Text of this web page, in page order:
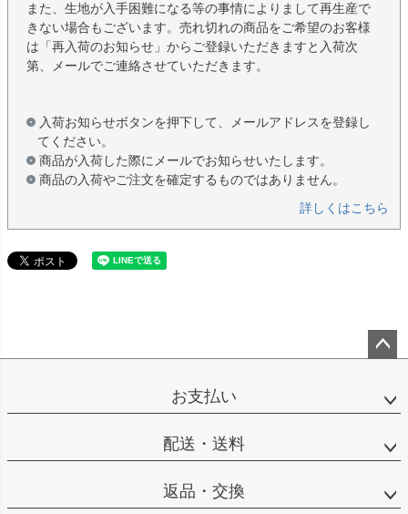
また、生地が入手困難になる等の事情によりまして再生産で
きない場合もございます。売れ切れの商品をご希望のお客様
は「再入荷のお知らせ」からご登録いただきますと入荷次
第、メールでご連絡させていただきます。
入荷お知らせボタンを押下して、メールアドレスを登録し
てください。
商品が入荷した際にメールでお知らせいたします。
商品の入荷やご注文を確定するものではありません。
詳しくはこちら
ップ
お支払い
配送・送料
返品・交換